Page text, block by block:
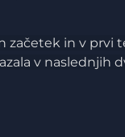
začetek in v prvi
v naslednjih